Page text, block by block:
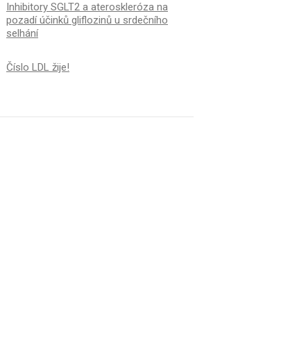
Inhibitory SGLT2 a ateroskleróza na
pozadí účinků gliflozinů u srdečního
selhání
Číslo LDL žije!